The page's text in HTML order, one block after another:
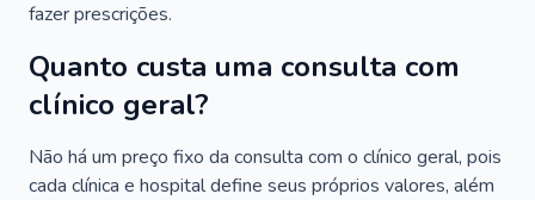
fazer prescrições.
Quanto custa uma consulta com
clínico geral?
Não há um preço fixo da consulta com o clínico geral, pois
cada clínica e hospital define seus próprios valores, além